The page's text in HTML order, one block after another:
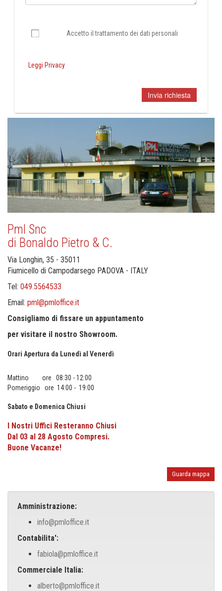
Accetto il trattamento dei dati personali
Leggi Privacy
Invia richiesta
Pml Snc
di Bonaldo Pietro & C.
Via Longhin, 35 - 35011
Fiumicello di Campodarsego PADOVA - ITALY
Tel: 049.5564533
Email: pml@pmloffice.it
Consigliamo di fissare un appuntamento
per visitare il nostro Showroom.
Orari Apertura da Lunedì al Venerdì
Mattino ore 08:30 - 12:00
Pomeriggio ore 14:00 - 19:00
Sabato e Domenica Chiusi
I Nostri Uffici Resteranno Chiusi
Dal 03 al 28 Agosto Compresi.
Buone Vacanze!
Guarda mappa
Amministrazione:
info@pmloffice.it
Contabilita':
fabiola@pmloffice.it
Commerciale Italia:
alberto@pmloffice.it